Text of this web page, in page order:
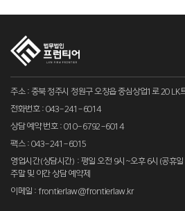
주소 : 충북 청주시 청원구 오창읍 중심상업1로 20 LK
전화번호 : 043-241-6014
상담 예약 번호 : 010-6792-6014
팩스 : 043-241-6015
영업시간(상담시간) : 평일 오전 9시~오후 6시(공휴일
주말 및 야간 상담 예약제
이메일 : frontierlaw@frontierlaw.kr